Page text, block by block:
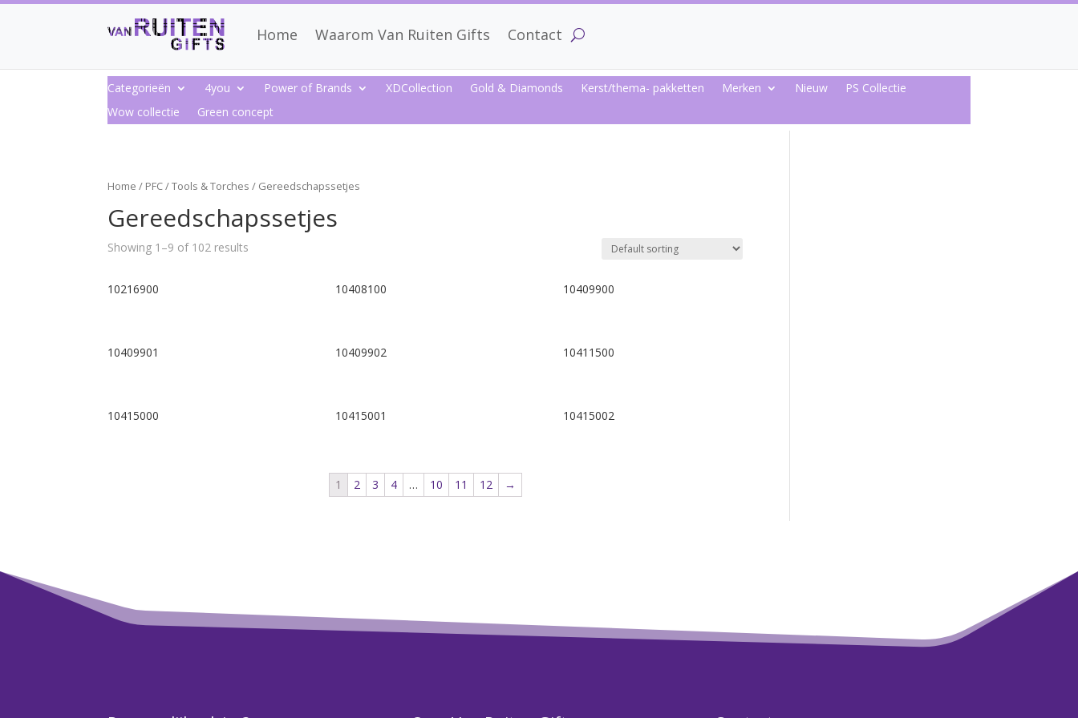
Home Waarom Van Ruiten Gifts Contact
Categorieën 4you Power of Brands XDCollection Gold & Diamonds Kerst/thema- pakketten Merken Nieuw
PS Collectie
Wow collectie
Green concept
Home / PFC/Tools & Torches / Gereedschapssetjes
Gereedschapssetjes
Showing 1–9 of 102 results
10216900 10408100 10409900
10409901 10409902 10411500
10415000 10415001 10415002
1 2 3 4 … 10 11 12 →